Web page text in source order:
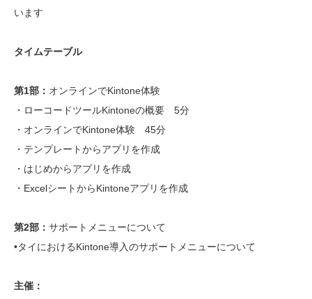
います
タイムテーブル
第1部： オンラインでKintone体験
・ローコードツールKintoneの概要 5分
・オンラインでKintone体験 45分
・テンプレートからアプリを作成
・はじめからアプリを作成
・ExcelシートからKintoneアプリを作成
第2部： サポートメニューについて
•タイにおけるKintone導入のサポートメニューについて
主催：